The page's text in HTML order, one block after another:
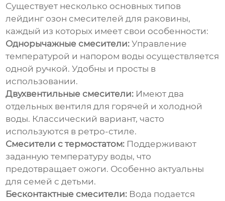
Существует несколько основных типов
лейдинг озон смесителей для раковины,
каждый из которых имеет свои особенности:
Однорычажные смесители: Управление
температурой и напором воды осуществляется
одной ручкой. Удобны и просты в
использовании.
Двухвентильные смесители: Имеют два
отдельных вентиля для горячей и холодной
воды. Классический вариант, часто
используются в ретро-стиле.
Смесители с термостатом: Поддерживают
заданную температуру воды, что
предотвращает ожоги. Особенно актуальны
для семей с детьми.
Бесконтактные смесители: Вода подается